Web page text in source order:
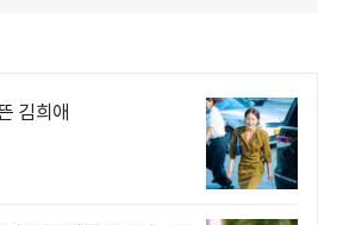
김희애